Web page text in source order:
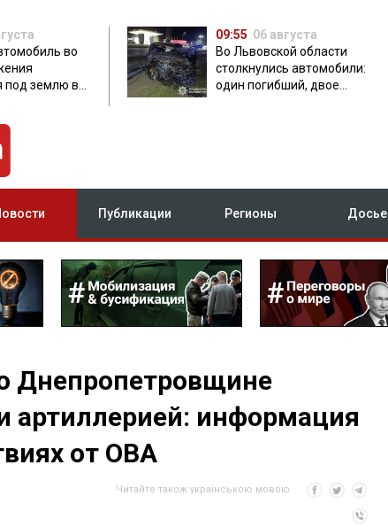
во
под землю в
09:55 06 августа
Во Львовской области
столкнулись автомобили:
один погибший, двое
Публикации Регионы Досье
Днепропетровщине
артиллерией: информация
от ОВА
Читайте також українською мовою